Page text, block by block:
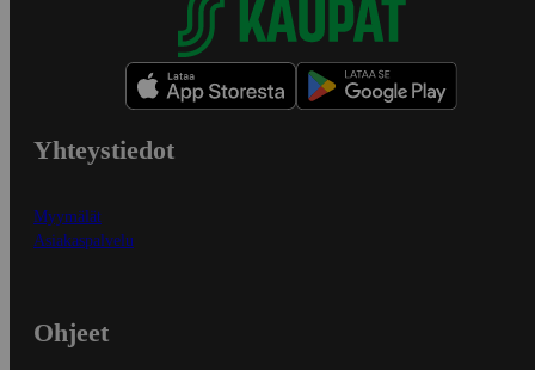
Yhteystiedot
Myymälät
Asiakaspalvelu
Ohjeet